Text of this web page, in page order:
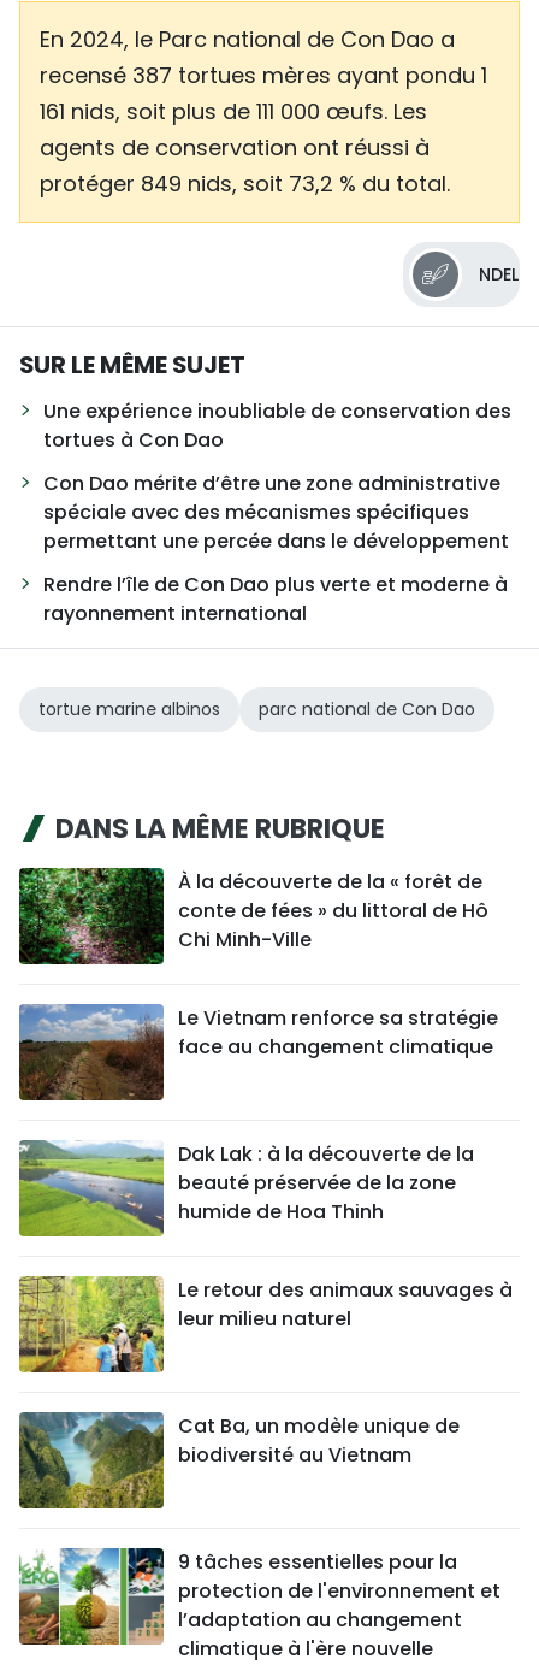
En 2024, le Parc national de Con Dao a
recensé 387 tortues mères ayant pondu 1
161 nids, soit plus de 111 000 œufs. Les
agents de conservation ont réussi à
protéger 849 nids, soit 73,2 % du total.
NDEL
SUR LE MÊME SUJET
Une expérience inoubliable de conservation des
tortues à Con Dao
Con Dao mérite d’être une zone administrative
spéciale avec des mécanismes spécifiques
permettant une percée dans le développement
Rendre l’île de Con Dao plus verte et moderne à
rayonnement international
tortue marine albinos parc national de Con Dao
DANS LA MÊME RUBRIQUE
À la découverte de la « forêt de
conte de fées » du littoral de Hô
Chi Minh-Ville
Le Vietnam renforce sa stratégie
face au changement climatique
Dak Lak : à la découverte de la
beauté préservée de la zone
humide de Hoa Thinh
Le retour des animaux sauvages à
leur milieu naturel
Cat Ba, un modèle unique de
biodiversité au Vietnam
9 tâches essentielles pour la
protection de l'environnement et
l’adaptation au changement
climatique à l'ère nouvelle